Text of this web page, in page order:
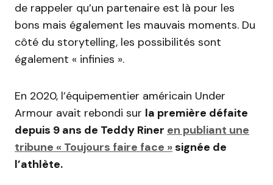
de rappeler qu’un partenaire est là pour les
bons mais également les mauvais moments. Du
côté du storytelling, les possibilités sont
également « infinies ».
En 2020, l’équipementier américain Under
Armour avait rebondi sur la première défaite
depuis 9 ans de Teddy Riner en publiant une
tribune « Toujours faire face »signée de
l’athlète.